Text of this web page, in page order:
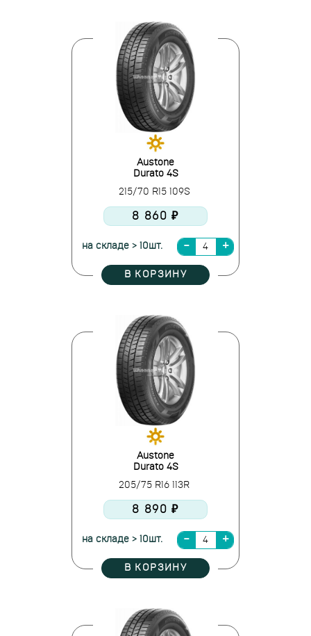
Austone
Durato 4S
215/70 R15 109S
8 860 ₽
на складе > 10шт.
В КОРЗИНУ
Austone
Durato 4S
205/75 R16 113R
8 890 ₽
на складе > 10шт.
В КОРЗИНУ